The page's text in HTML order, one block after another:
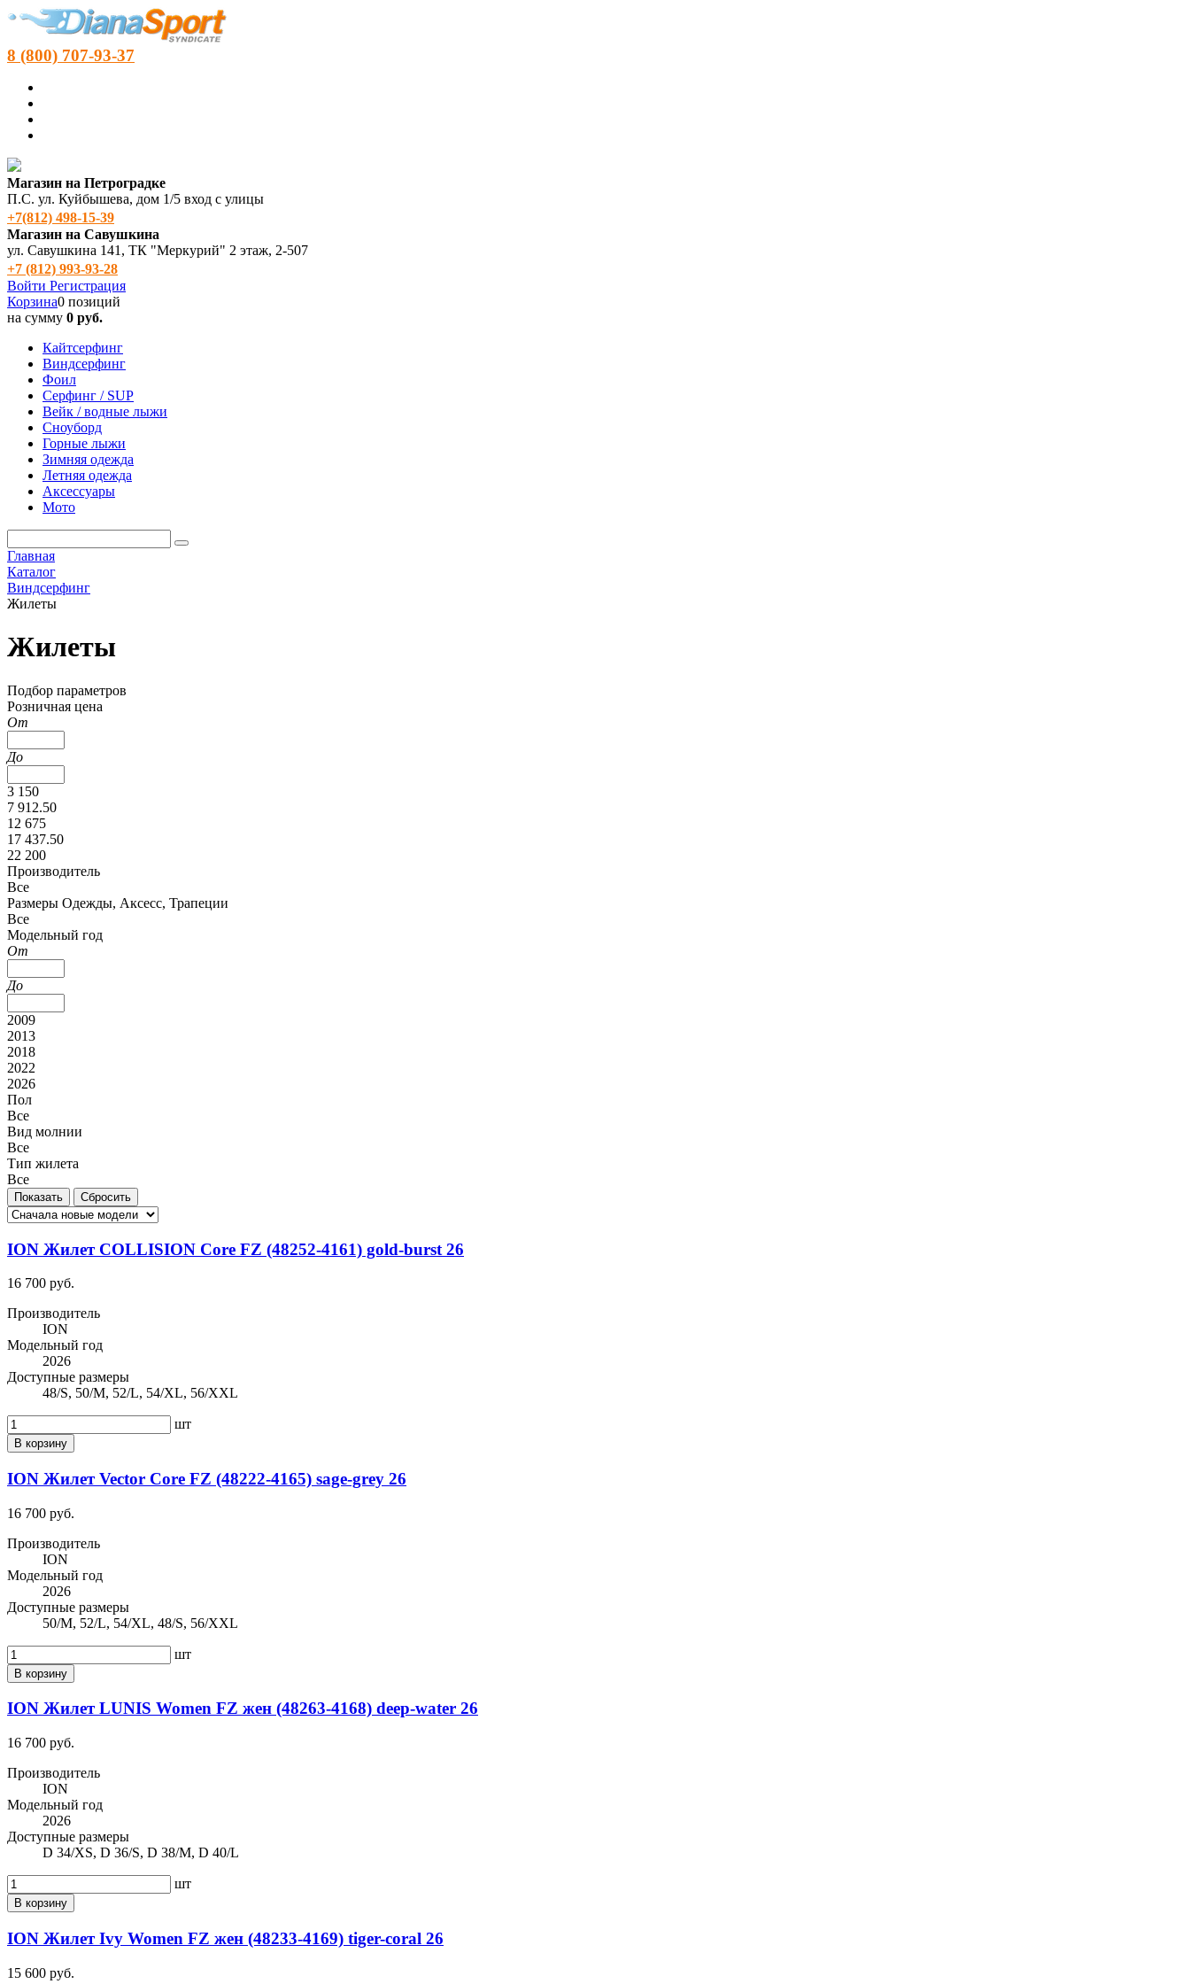
8 (800) 707-93-37
Магазин на Петроградке
П.С. ул. Куйбышева, дом 1/5 вход с улицы
+7(812) 498‑15-39
Магазин на Савушкина
ул. Савушкина 141, ТК "Меркурий" 2 этаж, 2-507
+7 (812) 993-93-28
Войти Регистрация
Корзина0 позиций
на сумму 0 руб.
Кайтсерфинг
Виндсерфинг
Фоил
Серфинг / SUP
Вейк / водные лыжи
Сноуборд
Горные лыжи
Зимняя одежда
Летняя одежда
Аксессуары
Мото
Главная
Каталог
Виндсерфинг
Жилеты
Жилеты
Подбор параметров
Розничная цена
От
До
3 150
7 912.50
12 675
17 437.50
22 200
Производитель
Все
Размеры Одежды, Аксесс, Трапеции
Все
Модельный год
От
До
2009
2013
2018
2022
2026
Пол
Все
Вид молнии
Все
Тип жилета
Все
ION Жилет COLLISION Core FZ (48252-4161) gold-burst 26
16 700 руб.
Производитель
ION
Модельный год
2026
Доступные размеры
48/S, 50/M, 52/L, 54/XL, 56/XXL
шт
В корзину
ION Жилет Vector Core FZ (48222-4165) sage-grey 26
16 700 руб.
Производитель
ION
Модельный год
2026
Доступные размеры
50/M, 52/L, 54/XL, 48/S, 56/XXL
шт
В корзину
ION Жилет LUNIS Women FZ жен (48263-4168) deep-water 26
16 700 руб.
Производитель
ION
Модельный год
2026
Доступные размеры
D 34/XS, D 36/S, D 38/M, D 40/L
шт
В корзину
ION Жилет Ivy Women FZ жен (48233-4169) tiger-coral 26
15 600 руб.